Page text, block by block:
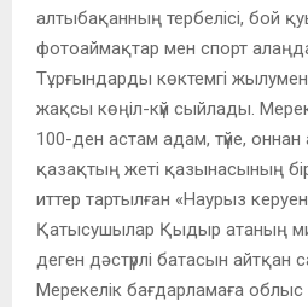
алтыбақанның тербелісі, бой
фотоаймақтар мен спорт
Тұрғындарды көктемгі
жақсы көңіл-күй сыйлады.
100-ден астам адам, түйе, оннан
қазақтың жеті қазынасының
иттер тартылған «Наурыз
Қатысушылар Қыдыр атаның
деген дәстүрлі батасын айтқан
Мерекелік бағдарламаға облыс